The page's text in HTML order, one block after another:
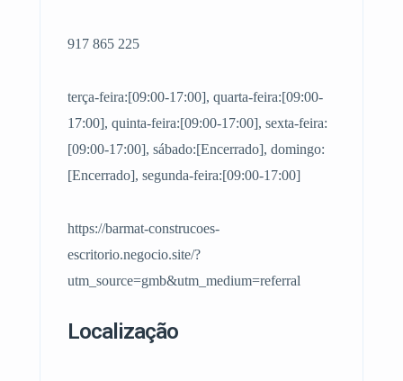
917 865 225
terça-feira:[09:00-17:00], quarta-feira:[09:00-
17:00], quinta-feira:[09:00-17:00], sexta-feira:
[09:00-17:00], sábado:[Encerrado], domingo:
[Encerrado], segunda-feira:[09:00-17:00]
https://barmat-construcoes-
escritorio.negocio.site/?
utm_source=gmb&utm_medium=referral
Localização